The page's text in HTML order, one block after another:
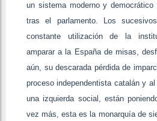
un sistema moderno y
tras el parlamento. Los
constante utilización de la
amparar a la España de misas,
aún, su descarada pérdida de
proceso independentista catalán y
una izquierda social, están
vez más, esta es la monarquía de